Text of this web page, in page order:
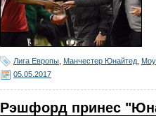
Лига Европы Манчестер Юнайтед
05.05.2017
Рэшфорд принес